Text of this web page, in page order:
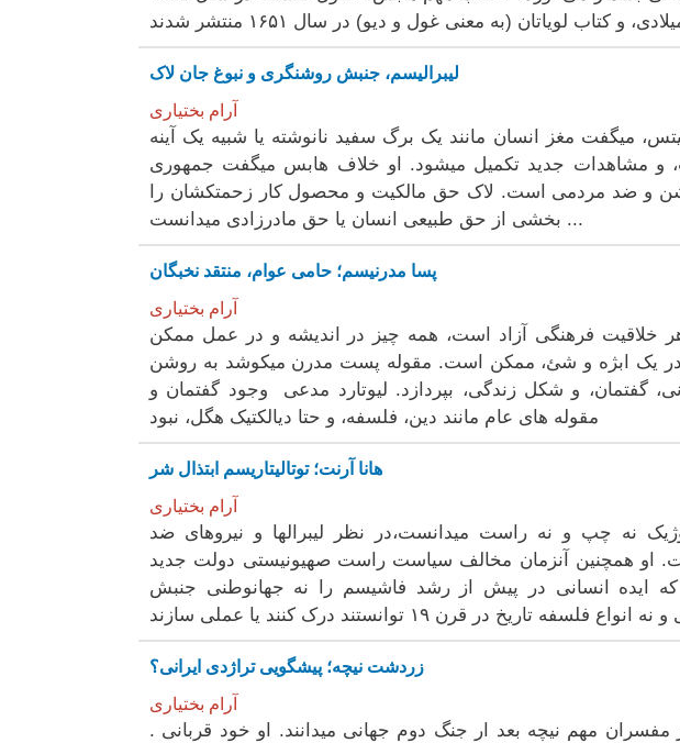
لیبرالیسم، جنبش روشنگری و نبوغ جان لاک
آرام بختیاری
میگفت مغز انسان مانند یک برگ سفید نانوشته یا شبیه یک آینه
و مشاهدات جدید تکمیل میشود. او خلاف هابس میگفت جمهوری
و ضد مردمی است. لاک حق مالکیت و محصول کار زحمتکشان را
بخشی از حق طبیعی انسان یا حق مادرزادی میدانست ...
پسا مدرنیسم؛ حامی عوام، منتقد نخبگان
آرام بختیاری
خلاقیت فرهنگی آزاد است، همه چیز در اندیشه و در عمل ممکن
در یک ابژه و شئ، ممکن است. مقوله پست مدرن میکوشد به روشن
گفتمان، و شکل زندگی، بپردازد. لیوتارد مدعی وجود گفتمان و
مقوله های عام مانند دین، فلسفه، و حتا دیالکتیک هگل، نبود
هانا آرنت؛ توتالیتاریسم ابتذال شر
آرام بختیاری
نه چپ و نه راست میدانست،در نظر لیبرالها و نیروهای ضد
او همچنین آنزمان مخالف سیاست راست صهیونیستی دولت جدید
ایده انسانی در پیش از رشد فاشیسم را نه جهانوطنی جنبش
زردشت نیچه؛ پیشگویی تراژدی ایرانی؟
آرام بختیاری
. کارل یاسپر را لیبرالها و یهودیان یکی از مفسران مهم نیچه بعد ار جنگ دوم جهانی میدانند. او خود قربانی